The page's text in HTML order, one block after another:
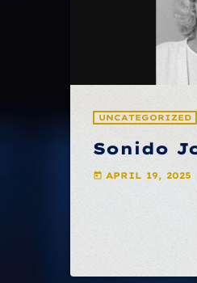
UNCATEGORIZED
Sonido
today APRIL 19, 2025